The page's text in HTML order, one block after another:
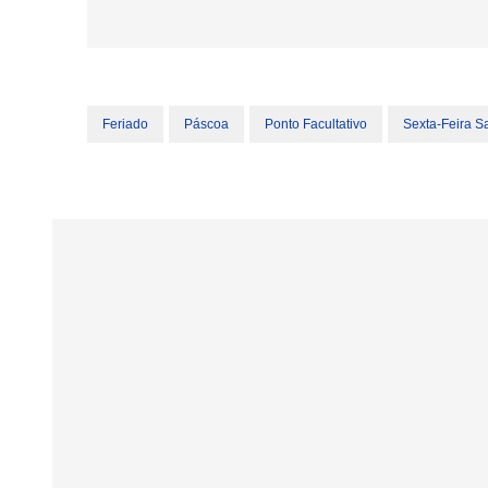
Feriado Páscoa Ponto Facultativo Sexta-Feira